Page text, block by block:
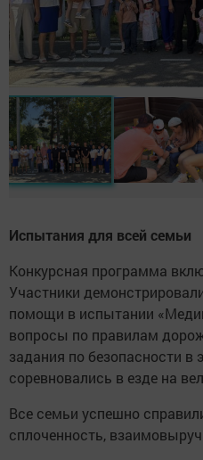
Испытания для всей семьи
Конкурсная программа
Участники
помощи в испытании
вопросы по правилам
задания по безопасности в
соревновались в езде на
Все семьи успешно
сплоченность,